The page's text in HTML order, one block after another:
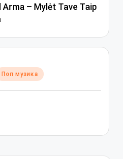
Arma – Mylėt Tave Taip
Поп музика